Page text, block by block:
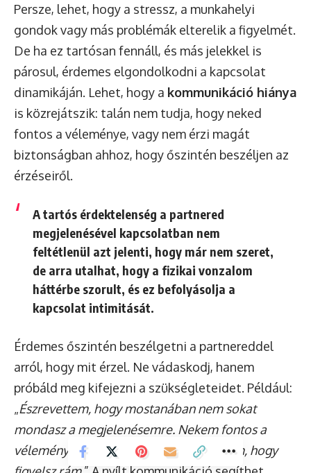
Persze, lehet, hogy a stressz, a munkahelyi
gondok vagy más problémák elterelik a figyelmét.
De ha ez tartósan fennáll, és más jelekkel is
párosul, érdemes elgondolkodni a kapcsolat
dinamikáján. Lehet, hogy a kommunikáció hiánya
is közrejátszik: talán nem tudja, hogy neked
fontos a véleménye, vagy nem érzi magát
biztonságban ahhoz, hogy őszintén beszéljen az
érzéseiről.
A tartós érdektelenség a partnered
megjelenésével kapcsolatban nem
feltétlenül azt jelenti, hogy már nem szeret,
de arra utalhat, hogy a fizikai vonzalom
háttérbe szorult, és ez befolyásolja a
kapcsolat intimitását.
Érdemes őszintén beszélgetni a partnereddel
arról, hogy mit érzel. Ne vádaskodj, hanem
próbáld meg kifejezni a szükségleteidet. Például:
„Észrevettem, hogy mostanában nem sokat
mondasz a megjelenésemre. Nekem fontos a
véleményed, és jó lenne, ha újra érezném, hogy